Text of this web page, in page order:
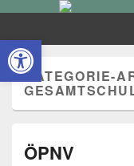
KATEGORIE-
ÖPNV
Open toolbar